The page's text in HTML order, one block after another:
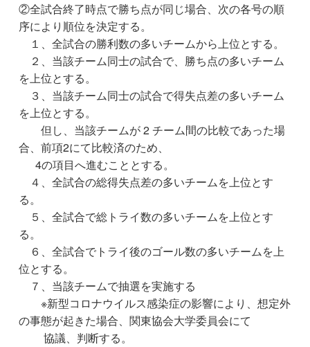
②全試合終了時点で勝ち点が同じ場合、次の各号の順
序により順位を決定する。
１、全試合の勝利数の多いチームから上位とする。
２、当該チーム同士の試合で、勝ち点の多いチーム
を上位とする。
３、当該チーム同士の試合で得失点差の多いチーム
を上位とする。
但し、当該チームが 2 チーム間の比較であった場
合、前項2にて比較済のため、
4の項目へ進むこととする。
４、全試合の総得失点差の多いチームを上位とす
る。
５、全試合で総トライ数の多いチームを上位とす
る。
６、全試合でトライ後のゴール数の多いチームを上
位とする。
７、当該チームで抽選を実施する
※新型コロナウイルス感染症の影響により、想定外
の事態が起きた場合、関東協会大学委員会にて
協議、判断する。